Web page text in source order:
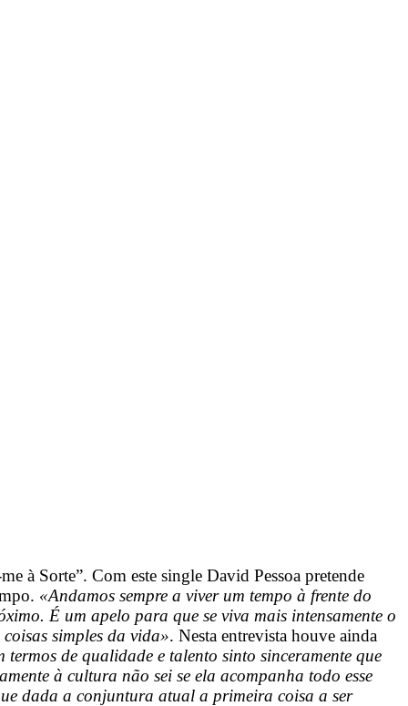
à Sorte”. Com este single David Pessoa pretende
«Andamos sempre a viver um tempo à frente do
É um apelo para que se viva mais intensamente o
simples da vida». Nesta entrevista houve ainda
termos de qualidade e talento sinto sinceramente que
à cultura não sei se ela acompanha todo esse
dada a conjuntura atual a primeira coisa a ser